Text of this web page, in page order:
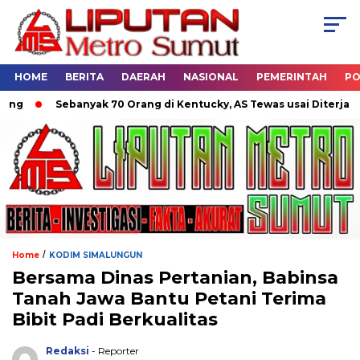
HOME BERITA DAERAH NASIONAL PEMERINTAH
Sebanyak 70 Orang di Kentucky, AS Tewas usai Diterjang
Home / KODIM SIMALUNGUN
Bersama Dinas Pertanian, Babinsa
Tanah Jawa Bantu Petani Terima
Bibit Padi Berkualitas
Redaksi - Reporter